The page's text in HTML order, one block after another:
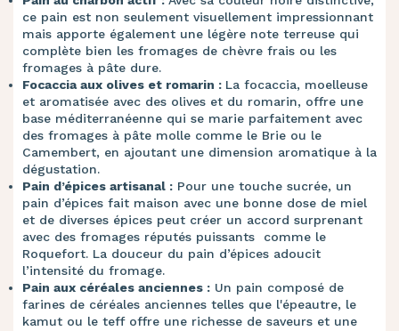
ce pain est non seulement visuellement impressionnant
mais apporte également une légère note terreuse qui
complète bien les fromages de chèvre frais ou les
fromages à pâte dure.
Focaccia aux olives et romarin : La focaccia, moelleuse
et aromatisée avec des olives et du romarin, offre une
base méditerranéenne qui se marie parfaitement avec
des fromages à pâte molle comme le Brie ou le
Camembert, en ajoutant une dimension aromatique à la
dégustation.
Pain d’épices artisanal : Pour une touche sucrée, un
pain d’épices fait maison avec une bonne dose de miel
et de diverses épices peut créer un accord surprenant
avec des fromages réputés puissants comme le
Roquefort. La douceur du pain d’épices adoucit
l’intensité du fromage.
Pain aux céréales anciennes : Un pain composé de
farines de céréales anciennes telles que l'épeautre, le
kamut ou le teff offre une richesse de saveurs et une